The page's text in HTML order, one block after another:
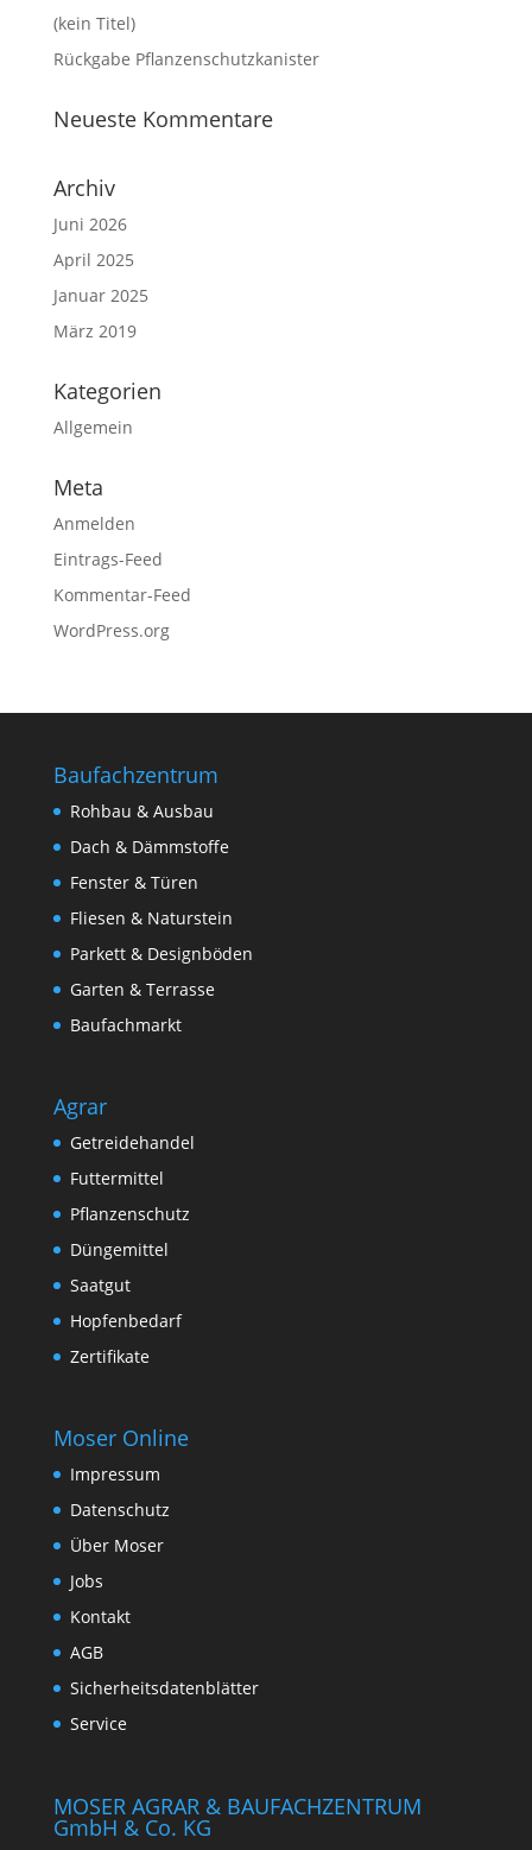
(kein Titel)
Rückgabe Pflanzenschutzkanister
Neueste Kommentare
Archiv
Juni 2026
April 2025
Januar 2025
März 2019
Kategorien
Allgemein
Meta
Anmelden
Eintrags-Feed
Kommentar-Feed
WordPress.org
Baufachzentrum
Rohbau & Ausbau
Dach & Dämmstoffe
Fenster & Türen
Fliesen & Naturstein
Parkett & Designböden
Garten & Terrasse
Baufachmarkt
Agrar
Getreidehandel
Futtermittel
Pflanzenschutz
Düngemittel
Saatgut
Hopfenbedarf
Zertifikate
Moser Online
Impressum
Datenschutz
Über Moser
Jobs
Kontakt
AGB
Sicherheitsdatenblätter
Service
MOSER AGRAR & BAUFACHZENTRUM
GmbH & Co. KG